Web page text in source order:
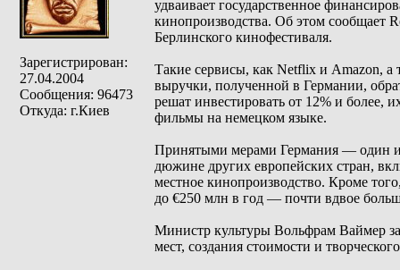
Зарегистрирован:
27.04.2004
Сообщения: 96473
Откуда: г.Киев
удваивает государственное
кинопроизводства. Об этом сообщает
Берлинского кинофестиваля.
Такие сервисы, как Netflix и Amazon, а
выручки, полученной в Германии,
решат инвестировать от 12% и более,
фильмы на немецком языке.
Принятыми мерами Германия — один
дюжине других европейских стран,
местное кинопроизводство. Кроме
до €250 млн в год — почти вдвое
Министр культуры Вольфрам Ваймер
мест, создания стоимости и